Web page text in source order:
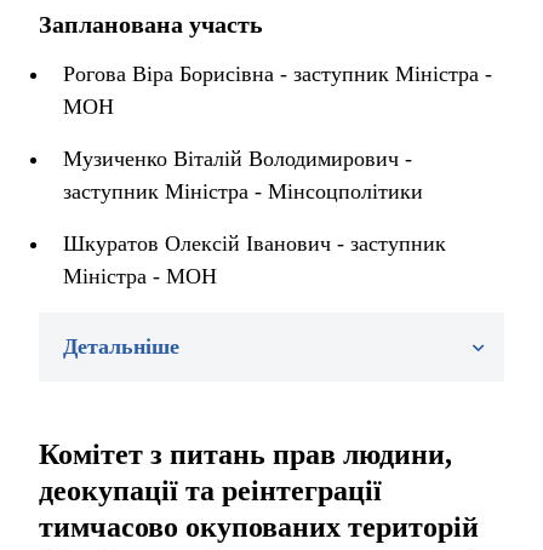
Запланована участь
Рогова Віра Борисівна - заступник Міністра -
МОН
Музиченко Віталій Володимирович -
заступник Міністра - Мінсоцполітики
Шкуратов Олексій Іванович - заступник
Міністра - МОН
Детальніше
Комітет з питань прав людини,
деокупації та реінтеграції
тимчасово окупованих територій